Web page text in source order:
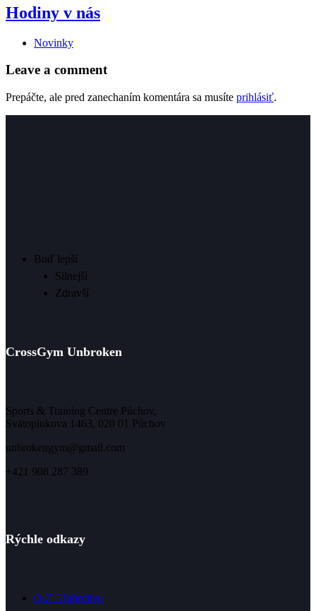
Hodiny v nás
Novinky
Leave a comment
Prepáčte, ale pred zanechaním komentára sa musíte prihlásiť.
Buď lepší
Silnejší
Zdravší
CrossGym Unbroken
Sports & Training Centre Púchov,
Svätoplukova 1463, 020 01 Púchov
unbrokengym@gmail.com
+421 908 287 389
Rýchle odkazy
O.Z. Unbroken